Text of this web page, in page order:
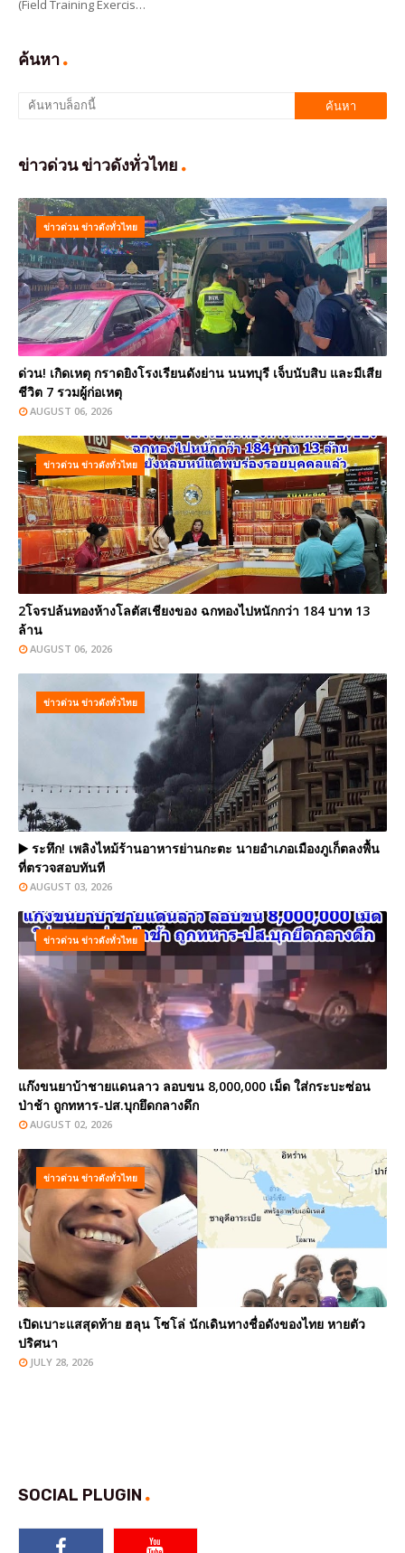
(Field Training Exercis…
ค้นหา
ข่าวด่วน ข่าวดังทั่วไทย
ข่าวด่วน ข่าวดังทั่วไทย
ด่วน! เกิดเหตุ กราดยิงโรงเรียนดังย่าน นนทบุรี เจ็บนับสิบ และมีเสีย
ชีวิต 7 รวมผู้ก่อเหตุ
AUGUST 06, 2026
ข่าวด่วน ข่าวดังทั่วไทย
2โจรปล้นทองห้างโลตัสเชียงของ ฉกทองไปหนักกว่า 184 บาท 13
ล้าน
AUGUST 06, 2026
ข่าวด่วน ข่าวดังทั่วไทย
▶️ ระทึก! เพลิงไหม้ร้านอาหารย่านกะตะ นายอำเภอเมืองภูเก็ตลงพื้น
ที่ตรวจสอบทันที
AUGUST 03, 2026
ข่าวด่วน ข่าวดังทั่วไทย
แก๊งขนยาบ้าชายแดนลาว ลอบขน 8,000,000 เม็ด ใส่กระบะซ่อน
ป่าช้า ถูกทหาร-ปส.บุกยึดกลางดึก
AUGUST 02, 2026
ข่าวด่วน ข่าวดังทั่วไทย
เปิดเบาะแสสุดท้าย ฮลุน โซโล่ นักเดินทางชื่อดังของไทย หายตัว
ปริศนา
JULY 28, 2026
SOCIAL PLUGIN